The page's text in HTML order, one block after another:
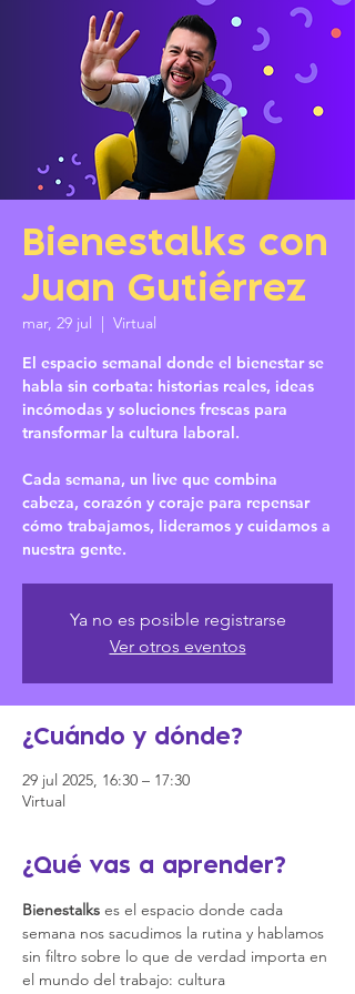
Bienestalks con
Juan Gutiérrez
mar, 29 jul
  |
Virtual
El espacio semanal donde el bienestar se
habla sin corbata: historias reales, ideas
incómodas y soluciones frescas para
transformar la cultura laboral.
Cada semana, un live que combina
cabeza, corazón y coraje para repensar
cómo trabajamos, lideramos y cuidamos a
nuestra gente.
Ya no es posible registrarse
Ver otros eventos
¿Cuándo y dónde?
29 jul 2025, 16:30 – 17:30
Virtual
¿Qué vas a aprender?
Bienestalks es el espacio donde cada
semana nos sacudimos la rutina y hablamos
sin filtro sobre lo que de verdad importa en
el mundo del trabajo: cultura